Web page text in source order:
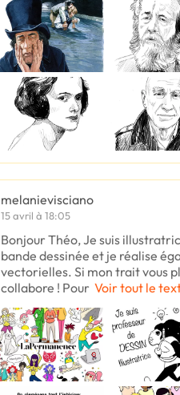
melanievisciano
15 avril à 18:05
Bonjour Théo, Je suis
bande dessinée et je réalise
vectorielles. Si mon trait vous
collabore ! Pour Voir tout le